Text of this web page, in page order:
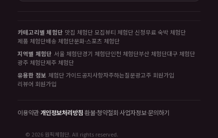
카테고리별 체험단 맛집 체험단 모집뷰티 체험단 신청무료 숙박 체험단
제품 체험단배송 체험단문화·스포츠 체험단
지역별 체험단 서울 체험단경기 체험단인천 체험단부산 체험단대구 체험단
광주 체험단제주 체험단
유용한 정보 체험단 가이드공지사항자주하는질문광고주 회원가입
리뷰어 회원가입
이용약관·개인정보처리방침·환불·청약철회·사업자정보·문의하기
© 2026 원픽체험단. All rights reserved.